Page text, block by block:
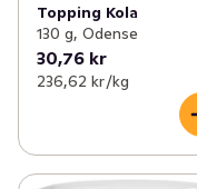
Topping Kola
130 g, Odense
30,76 kr
236,62 kr /kg